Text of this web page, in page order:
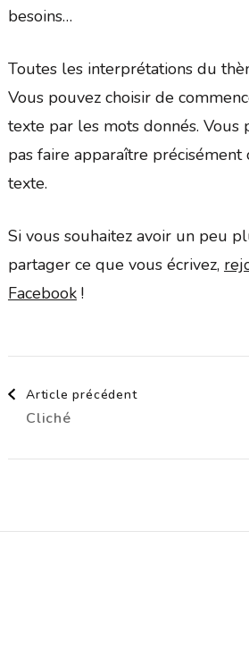
besoins…
Toutes les interprétations du
Vous pouvez choisir de
texte par les mots donnés. Vous
pas faire apparaître précisément
texte.
Si vous souhaitez avoir un peu
partager ce que vous écrivez,
Facebook!
Navigation
d'article
Article précédent
Cliché